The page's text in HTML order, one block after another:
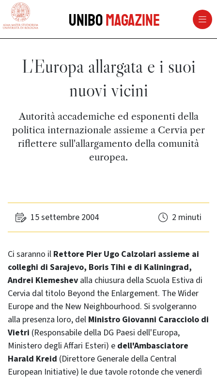
vai al contenuto della pagina
UniboMagazine
L'Europa allargata e i suoi
nuovi vicini
Autorità accademiche ed esponenti della
politica internazionale assieme a Cervia per
riflettere sull'allargamento della comunità
europea.
15 settembre 2004 2 minuti
Ci saranno il Rettore Pier Ugo Calzolari assieme ai
colleghi di Sarajevo, Boris Tihi e di Kaliningrad,
Andrei Klemeshev alla chiusura della Scuola Estiva di
Cervia dal titolo Beyond the Enlargement. The Wider
Europe and the New Neighbourhood. Si svolgeranno
alla presenza loro, del Ministro Giovanni Caracciolo di
Vietri (Responsabile della DG Paesi dell'Europa,
Ministero degli Affari Esteri) e dell'Ambasciatore
Harald Kreid (Direttore Generale della Central
European Initiative) le due tavole rotonde che venerdì